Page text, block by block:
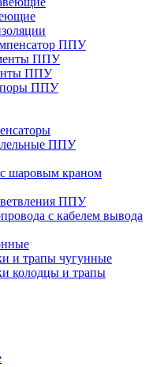
ППУ
ППУ
ППУ
ППУ
ППУ
шаровым краном
ППУ
с кабелем вывода
и трапы чугунные
колодцы и трапы